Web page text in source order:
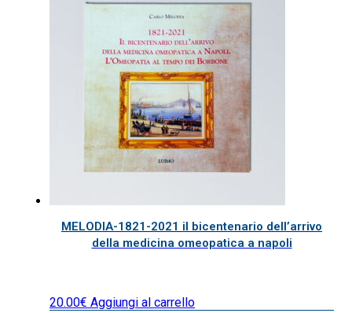
MELODIA-1821-2021 il bicentenario dell’arrivo
della medicina omeopatica a napoli
20.00€ Aggiungi al carrello